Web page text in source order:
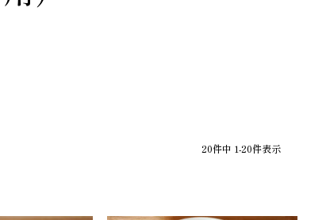
20件中 1-20件表示